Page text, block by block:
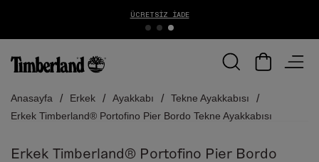
ÜCRETSIZ İADE
Anasayfa Erkek Ayakkabı
Tekne Ayakkabısı
Erkek Timberland® Portofino Pier Bordo Tekne Ayakkabısı
Erkek Timberland® Portofino Pier Bordo